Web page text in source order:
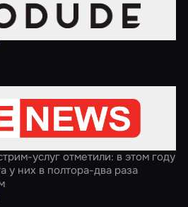
твой кинематографический
избить мужа. Какие
на 8 Марта
услуг отметили: в этом году
у них в полтора-два раза